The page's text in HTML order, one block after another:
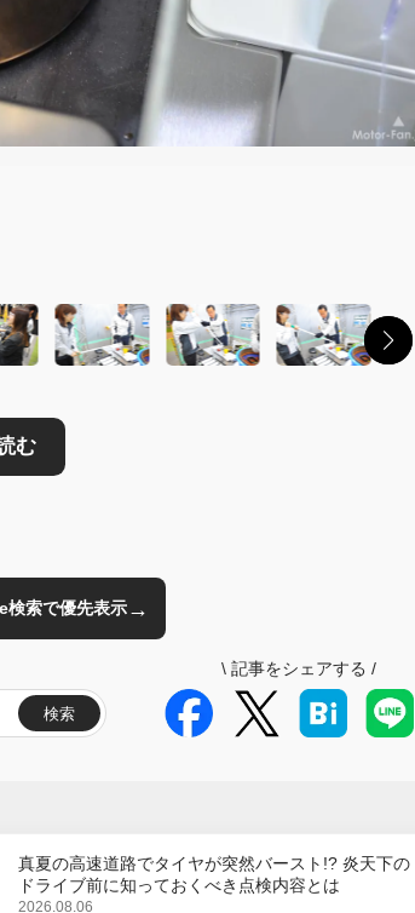
索で優先表示→
検索
\ 記事をシェアする /
真夏の高速道路でタイヤが突然バースト!? 炎天下の
ドライブ前に知っておくべき点検内容とは
2026.08.06